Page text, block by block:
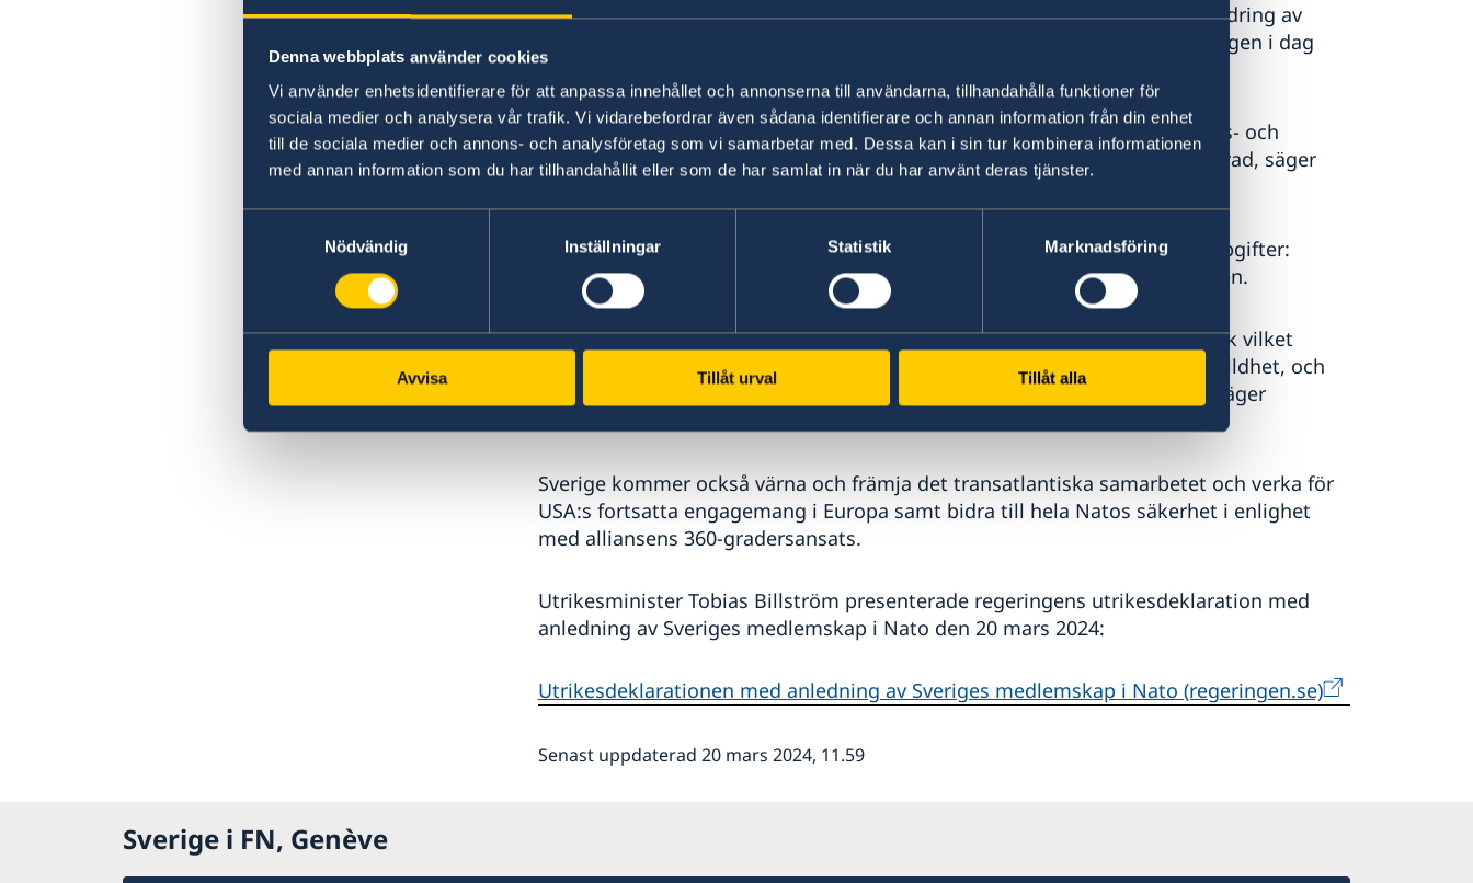
Denna webbplats använder cookies
Vi använder enhetsidentifierare för att anpassa innehållet och annonserna till användarna, tillhandahålla funktioner för
sociala medier och analysera vår trafik. Vi vidarebefordrar även sådana identifierare och annan information från din enhet
till de sociala medier och annons- och analysföretag som vi samarbetar med. Dessa kan i sin tur kombinera informationen
med annan information som du har tillhandahållit eller som de har samlat in när du har använt deras tjänster.
Nödvändig
Inställningar Statistik Marknadsföring
Avvisa Tillåt urval Tillåt alla
Sveriges medlemskap i Nato innebär en djupgående och omedelbar förändring av
Sveriges utrikes- och säkerhetspolitik. Med anledning av detta har regeringen i dag
presenterat en extra utrikesdeklaration.
– Medlemskapet i Nato kommer att utgöra en grundsten i Sveriges utrikes- och
säkerhetspolitik. Sverige ska vara en trovärdig, pålitlig och solidarisk allierad, säger
Som medlem i Nato kommer Sverige att engagera sig i alla Natos kärnuppgifter:
avskräckning och kollektivt försvar, krishantering och säkerhetssamarbeten.
– Vi ska fortsätta främja grundvärden i svensk utrikes- och säkerhetspolitik vilket
innebär att vi ska stå upp för folkrätten, mänskliga rättigheter och jämställdhet, och
vara en stark röst för rustningskontroll, nedrustning och icke-spridning, säger
Sverige kommer också värna och främja det transatlantiska samarbetet och verka för
USA:s fortsatta engagemang i Europa samt bidra till hela Natos säkerhet i enlighet
med alliansens 360-gradersansats.
Utrikesminister Tobias Billström presenterade regeringens utrikesdeklaration med
anledning av Sveriges medlemskap i Nato den 20 mars 2024:
Utrikesdeklarationen med anledning av Sveriges medlemskap i Nato (regeringen.se)
Senast uppdaterad 20 mars 2024, 11.59
Sverige i FN, Genève